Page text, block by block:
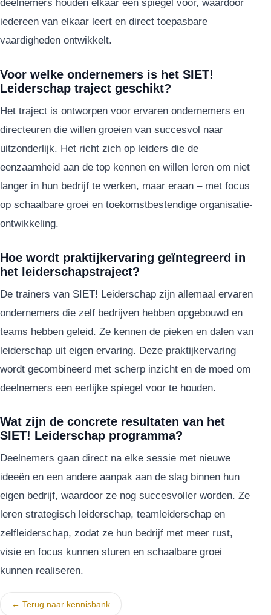
deelnemers houden elkaar een spiegel voor, waardoor
iedereen van elkaar leert en direct toepasbare
vaardigheden ontwikkelt.
Voor welke ondernemers is het SIET!
Leiderschap traject geschikt?
Het traject is ontworpen voor ervaren ondernemers en
directeuren die willen groeien van succesvol naar
uitzonderlijk. Het richt zich op leiders die de
eenzaamheid aan de top kennen en willen leren om niet
langer in hun bedrijf te werken, maar eraan – met focus
op schaalbare groei en toekomstbestendige organisatie-
ontwikkeling.
Hoe wordt praktijkervaring geïntegreerd in
het leiderschapstraject?
De trainers van SIET! Leiderschap zijn allemaal ervaren
ondernemers die zelf bedrijven hebben opgebouwd en
teams hebben geleid. Ze kennen de pieken en dalen van
leiderschap uit eigen ervaring. Deze praktijkervaring
wordt gecombineerd met scherp inzicht en de moed om
deelnemers een eerlijke spiegel voor te houden.
Wat zijn de concrete resultaten van het
SIET! Leiderschap programma?
Deelnemers gaan direct na elke sessie met nieuwe
ideeën en een andere aanpak aan de slag binnen hun
eigen bedrijf, waardoor ze nog succesvoller worden. Ze
leren strategisch leiderschap, teamleiderschap en
zelfleiderschap, zodat ze hun bedrijf met meer rust,
visie en focus kunnen sturen en schaalbare groei
kunnen realiseren.
← Terug naar kennisbank